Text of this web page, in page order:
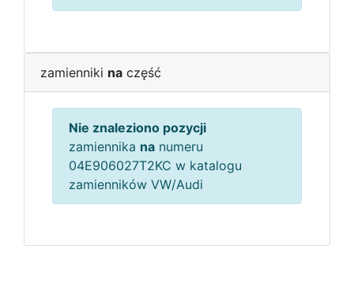
zamienniki na część
Nie znaleziono pozycji
zamiennika na numeru
04E906027T2KC w katalogu
zamienników VW/Audi